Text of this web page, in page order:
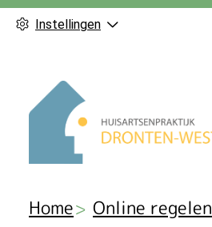
Instellingen
Home
Online regelen